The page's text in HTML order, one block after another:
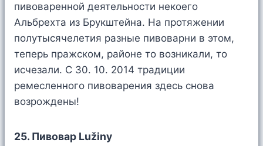
пивоваренной деятельности некоего
Альбрехта из Брукштейна. На протяжении
полутысячелетия разные пивоварни в этом,
теперь пражском, районе то возникали, то
исчезали. С 30. 10. 2014 традиции
ремесленного пивоварения здесь снова
возрождены!
25. Пивовар Lužiny